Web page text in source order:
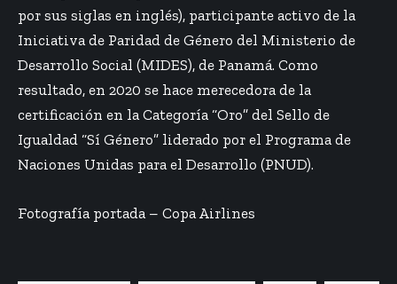
por sus siglas en inglés), participante activo de la
Iniciativa de Paridad de Género del Ministerio de
Desarrollo Social (MIDES), de Panamá. Como
resultado, en 2020 se hace merecedora de la
certificación en la Categoría “Oro” del Sello de
Igualdad “Sí Género” liderado por el Programa de
Naciones Unidas para el Desarrollo (PNUD).
Fotografía portada – Copa Airlines